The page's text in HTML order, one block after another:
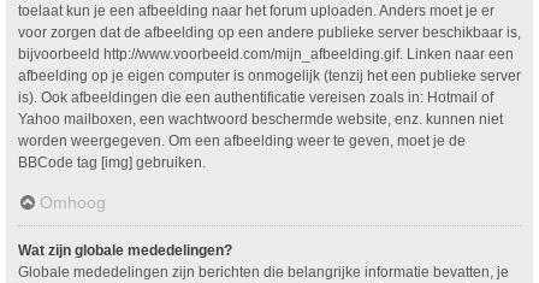
toelaat kun je een afbeelding naar het forum uploaden. Anders moet je er
voor zorgen dat de afbeelding op een andere publieke server beschikbaar is,
bijvoorbeeld http://www.voorbeeld.com/mijn_afbeelding.gif. Linken naar een
afbeelding op je eigen computer is onmogelijk (tenzij het een publieke server
is). Ook afbeeldingen die een authentificatie vereisen zoals in: Hotmail of
Yahoo mailboxen, een wachtwoord beschermde website, enz. kunnen niet
worden weergegeven. Om een afbeelding weer te geven, moet je de
BBCode tag [img] gebruiken.
Omhoog
Wat zijn globale mededelingen?
Globale mededelingen zijn berichten die belangrijke informatie bevatten, je